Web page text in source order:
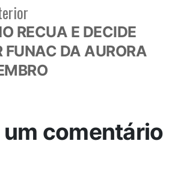
Post
anterior:
RECUA E DECIDE
FUNAC DA AURORA
um comentário